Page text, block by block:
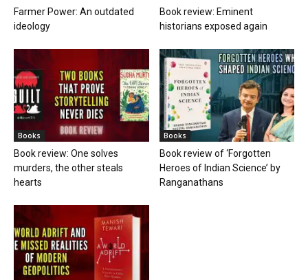
Farmer Power: An outdated
ideology
Book review: Eminent
historians exposed again
Books
Book review: One solves
murders, the other steals
hearts
Books
Book review of ‘Forgotten
Heroes of Indian Science’ by
Ranganathans